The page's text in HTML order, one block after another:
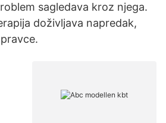
sagledava kroz njega.
doživljava napredak,